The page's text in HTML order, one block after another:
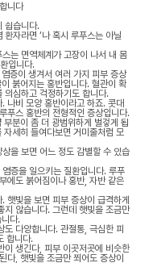
니다
쉽습니다.
자라면 ‘나 혹시 루푸스는 아닐
는 면역체계가 고장이 나서 내 몸
입니다.
증이 생겨서 여러 가지 피부 증상
붉어지는 홍반입니다. 혈관이 확
의심하고 걱정하기도 합니다.
나비 모양 홍반이라고 하죠. 콧대
푸스 홍반의 전형적인 증상입니다.
분이 좀 더 광범위하게 벌겋게 됩
세히 들여다보면 거미줄처럼 모
을 보면 어느 정도 감별할 수 있습
증을 일으키는 질환입니다. 루푸
에도 붉어짐이나 홍반, 자반 같은
햇빛을 보면 피부 증상이 급격하게
지 않습니다. 그런데 햇빛을 조금만
다.
다양합니다. 관절통, 극심한 피
합니다.
이 생긴다, 피부 이곳저곳에 비슷한
다, 햇빛을 조금만 쬐어도 증상이